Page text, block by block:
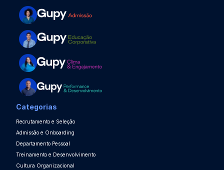
Categorias
Recrutamento e Seleção
Admissão e Onboarding
Departamento Pessoal
Treinamento e Desenvolvimento
Cultura Organizacional